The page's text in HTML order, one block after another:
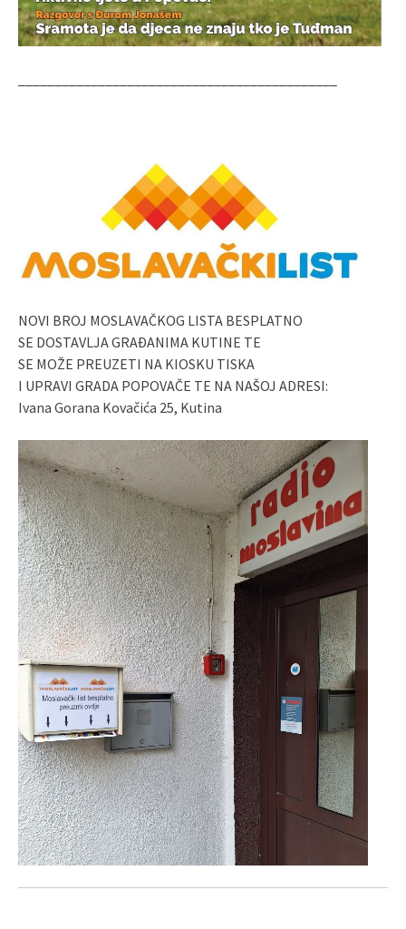
NOVI BROJ MOSLAVAČKOG LISTA BESPLATNO
SE DOSTAVLJA GRAĐANIMA KUTINE TE
SE MOŽE PREUZETI NA KIOSKU TISKA
I UPRAVI GRADA POPOVAČE TE NA NAŠOJ ADRESI:
Ivana Gorana Kovačića 25, Kutina